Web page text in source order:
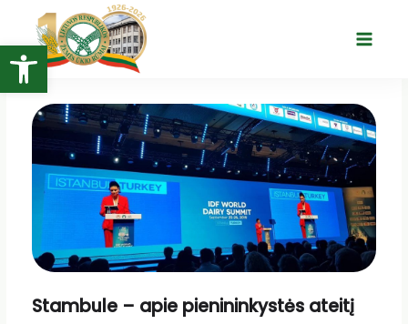
Open toolbar
turinio
Main
Stambule – apie pienininkystės ateitį